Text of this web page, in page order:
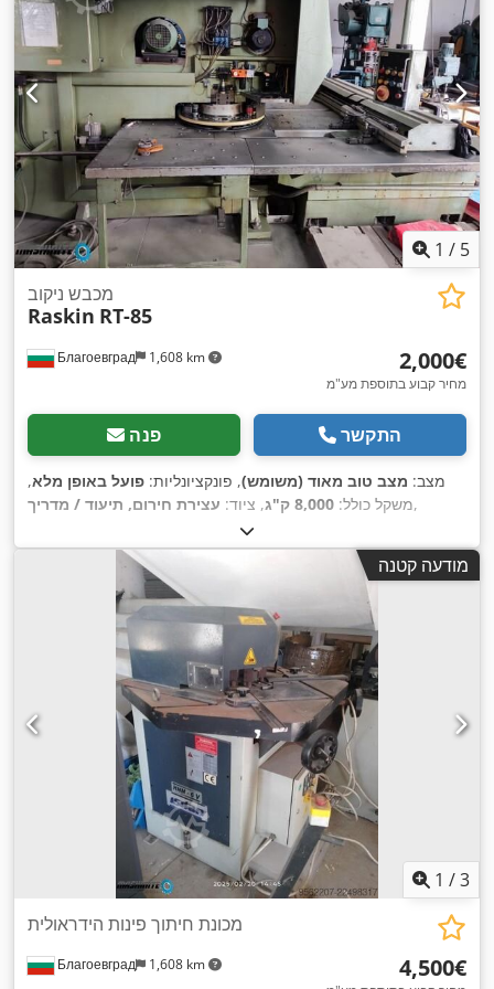
סל"ד , גובה כולל: 11,500 מ"מ , משקל כולל:57,000 ק"ג
, טווח
עבודה:2,500 מ"מ , הספק מנוע ציר ליטוש: 46,000 וואט
1 / 5
Благоевград 1,608 km
מכבש ניקוב
Raskin RT-85
‏2,000 ‏€
מחיר קבוע בתוספת מע"מ
פנה התקשר
מצב: מצב טוב מאוד (משומש), פונקציונליות: פועל באופן מלא,
משקל כולל: 8,000 ק"ג , ציוד: עצירת חירום, תיעוד / מדריך ,
מודעה קטנה
1 /3
Благоевград 1,608 km
מכונת חיתוך פינות הידראולית
‏4,500 ‏€